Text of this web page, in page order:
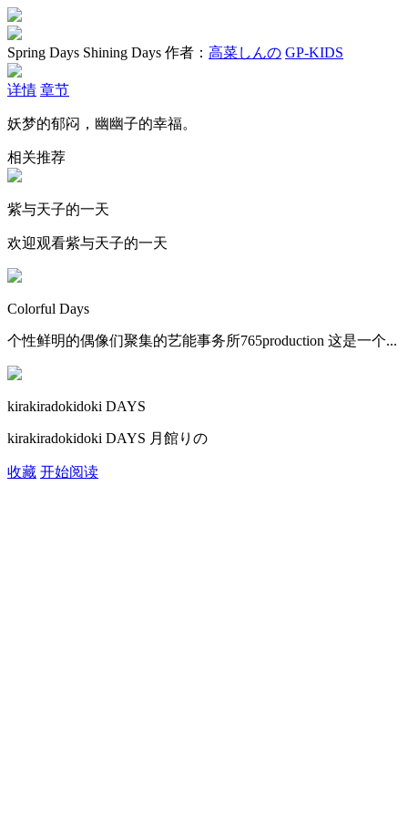
Spring Days Shining Days 作者： 高菜しんの GP-KIDS
详情 章节
妖梦的郁闷，幽幽子的幸福。
相关推荐
紫与天子的一天
欢迎观看紫与天子的一天
Colorful Days
个性鲜明的偶像们聚集的艺能事务所765production 这是一个...
kirakiradokidoki DAYS
kirakiradokidoki DAYS 月館りの
收藏 开始阅读